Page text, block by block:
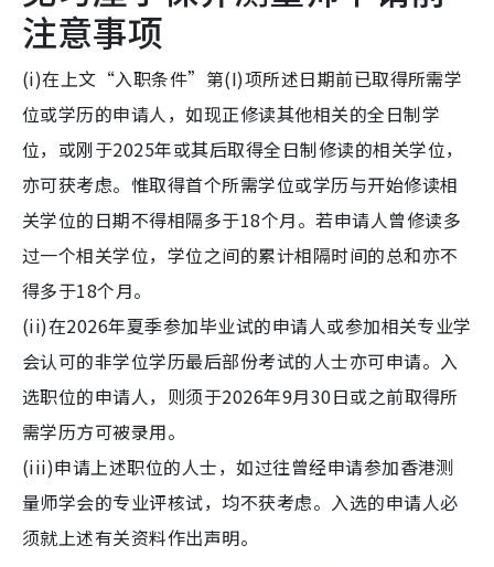
注意事项
(i)在上文“入职条件”第(I)项所述日期前已取得所需学
位或学历的申请人，如现正修读其他相关的全日制学
位，或刚于2025年或其后取得全日制修读的相关学位，
亦可获考虑。惟取得首个所需学位或学历与开始修读相
关学位的日期不得相隔多于18个月。若申请人曾修读多
过一个相关学位，学位之间的累计相隔时间的总和亦不
得多于18个月。
(ii)在2026年夏季参加毕业试的申请人或参加相关专业学
会认可的非学位学历最后部份考试的人士亦可申请。入
选职位的申请人，则须于2026年9月30日或之前取得所
需学历方可被录用。
(iii)申请上述职位的人士，如过往曾经申请参加香港测
量师学会的专业评核试，均不获考虑。入选的申请人必
须就上述有关资料作出声明。